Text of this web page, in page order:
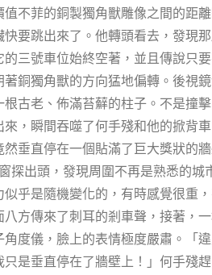
不菲的銅製獨角獸雕像之間的
要跳出來了。他轉頭看去，發
三號車位始終空著，並且傳說只
銅獨角獸的方向猛地偏轉。後視
古老、佈滿苔蘚的柱子。不是撞
，瞬間吞噬了何手殘和他的掀
垂直停在一個貼滿了巨大獎狀
探出頭，發現周圍不再是熟悉的
乎是隨機變化的，有時感覺很
方傳來了刺耳的剎車聲，接著，
度儀，臉上的表情極度嚴肅。
是垂直停在了牆壁上！」何手殘